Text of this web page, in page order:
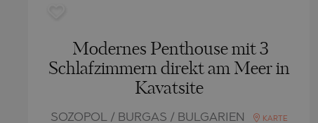
Modernes Penthouse mit 3
Schlafzimmern direkt am Meer in
Kavatsite
SOZOPOL / BURGAS / BULGARIEN KARTE